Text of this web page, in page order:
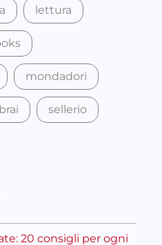
lettura
mondadori
sellerio
20 consigli per ogni